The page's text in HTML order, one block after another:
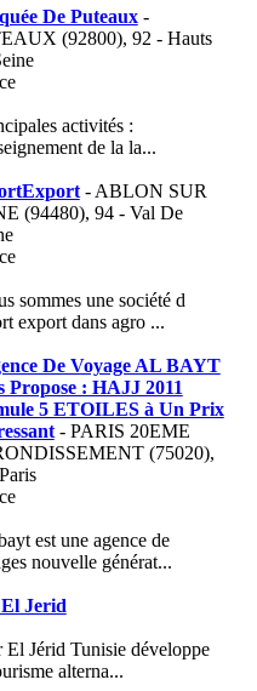
De Puteaux-
(92800), 92 - Hauts
activités :
de la la...
- ABLON SUR
(94480), 94 - Val De
sommes une société d
export dans agro ...
De Voyage AL BAYT
Propose : HAJJ 2011
5 ETOILES à Un Prix
- PARIS 20EME
(75020),
est une agence de
nouvelle générat...
Jerid
El Jérid Tunisie développe
alterna...